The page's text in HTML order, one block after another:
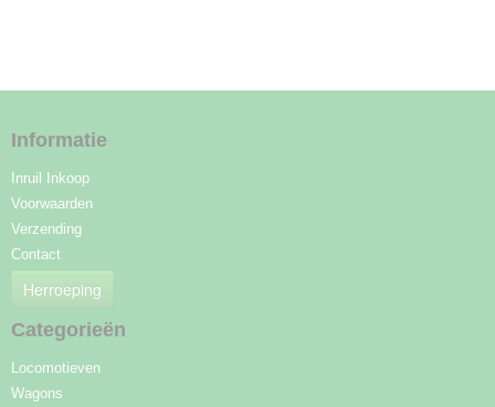
Informatie
Inruil Inkoop
Voorwaarden
Verzending
Contact
Herroeping
Categorieën
Locomotieven
Wagons